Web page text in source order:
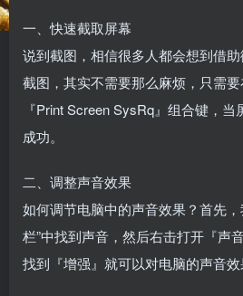
一、快速截取屏幕
说到截图，相信很多人都会想到借
截图，其实不需要那么麻烦，只需
『Print Screen SysRq』组合键，
成功。
二、调整声音效果
如何调节电脑中的声音效果？首先
栏”中找到声音，然后右击打开『声
找到『增强』就可以对电脑的声音效